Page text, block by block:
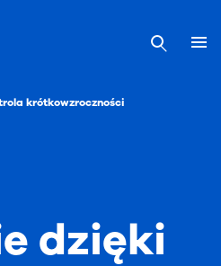
krótkowzroczności
dzięki